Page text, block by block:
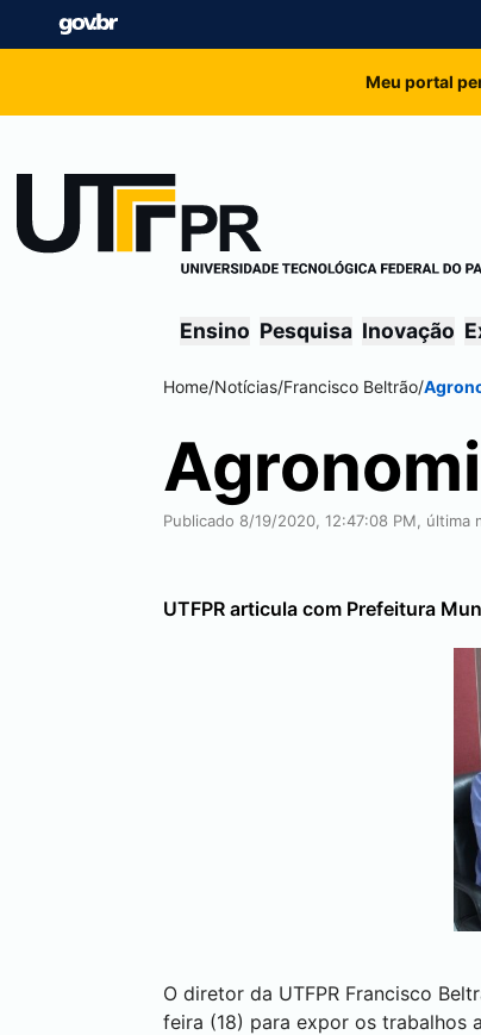
Meu portal
Ensino Pesquisa Inovação
Home/Notícias/Francisco Beltrão/
Publicado 8/19/2020, 12:47:08 PM, última
UTFPR articula com Prefeitura
O diretor da UTFPR Francisco
feira (18) para expor os trabalhos